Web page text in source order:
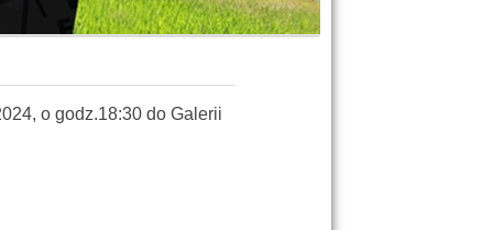
o godz.18:30 do Galerii